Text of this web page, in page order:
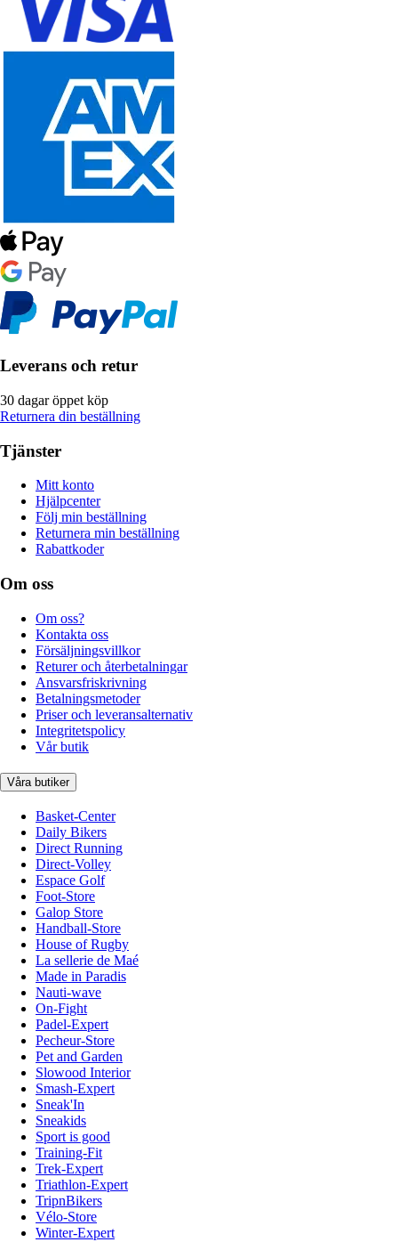
Leverans och retur
30 dagar öppet köp
Returnera din beställning
Tjänster
Mitt konto
Hjälpcenter
Följ min beställning
Returnera min beställning
Rabattkoder
Om oss
Om oss?
Kontakta oss
Försäljningsvillkor
Returer och återbetalningar
Ansvarsfriskrivning
Betalningsmetoder
Priser och leveransalternativ
Integritetspolicy
Vår butik
Våra butiker
Basket-Center
Daily Bikers
Direct Running
Direct-Volley
Espace Golf
Foot-Store
Galop Store
Handball-Store
House of Rugby
La sellerie de Maé
Made in Paradis
Nauti-wave
On-Fight
Padel-Expert
Pecheur-Store
Pet and Garden
Slowood Interior
Smash-Expert
Sneak'In
Sneakids
Sport is good
Training-Fit
Trek-Expert
Triathlon-Expert
TripnBikers
Vélo-Store
Winter-Expert